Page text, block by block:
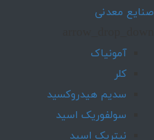
صنایع معدنی
آمونیاک
کلر
سدیم هیدروکسید
سولفوریک اسید
نیتریک اسید